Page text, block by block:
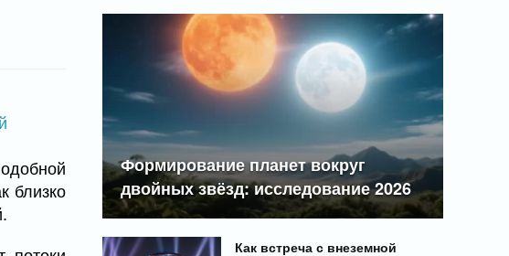
близко
Формирование планет вокруг
двойных звёзд: исследование 2026
Как встреча с внеземной